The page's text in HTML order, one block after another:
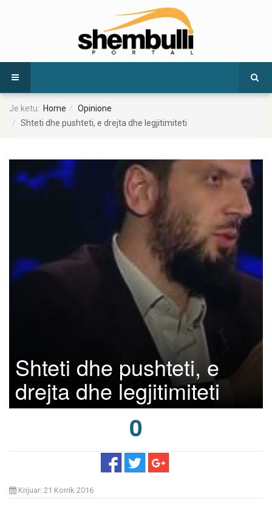
Je ketu: Home
Opinione
Shteti dhe pushteti, e drejta dhe legjitimiteti
Shteti dhe pushteti, e
drejta dhe legjitimiteti
0
Krijuar: 21 Korrik 2016